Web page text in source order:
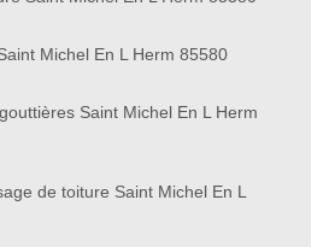
Michel En L Herm 85580
Saint Michel En L Herm
de toiture Saint Michel En L